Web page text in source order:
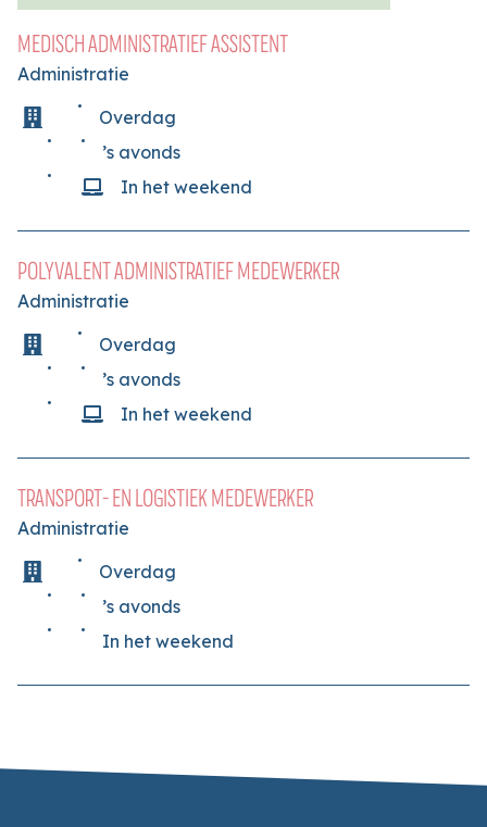
MEDISCH ADMINISTRATIEF ASSISTENT
Administratie
Overdag
’s avonds
In het weekend
POLYVALENT ADMINISTRATIEF MEDEWERKER
Administratie
Overdag
’s avonds
In het weekend
TRANSPORT- EN LOGISTIEK MEDEWERKER
Administratie
Overdag
’s avonds
In het weekend